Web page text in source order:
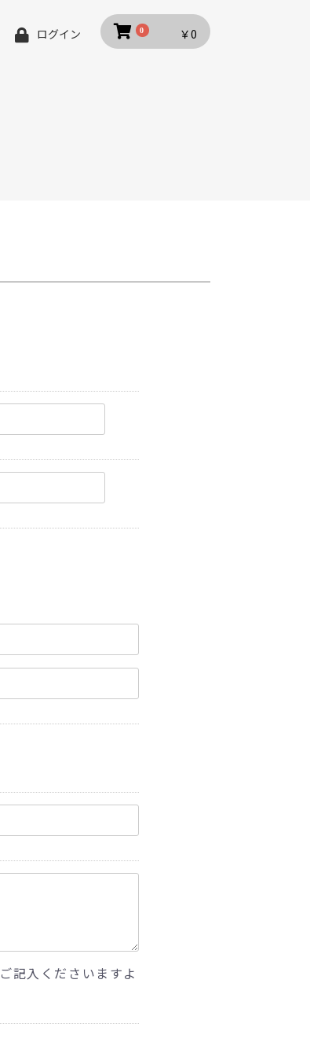
ログイン 0 ￥0
記入くださいますよ